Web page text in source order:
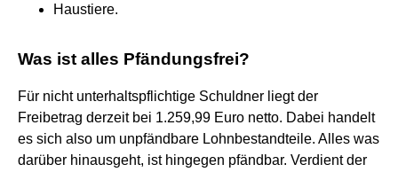
Haustiere.
Was ist alles Pfändungsfrei?
Für nicht unterhaltspflichtige Schuldner liegt der
Freibetrag derzeit bei 1.259,99 Euro netto. Dabei handelt
es sich also um unpfändbare Lohnbestandteile. Alles was
darüber hinausgeht, ist hingegen pfändbar. Verdient der